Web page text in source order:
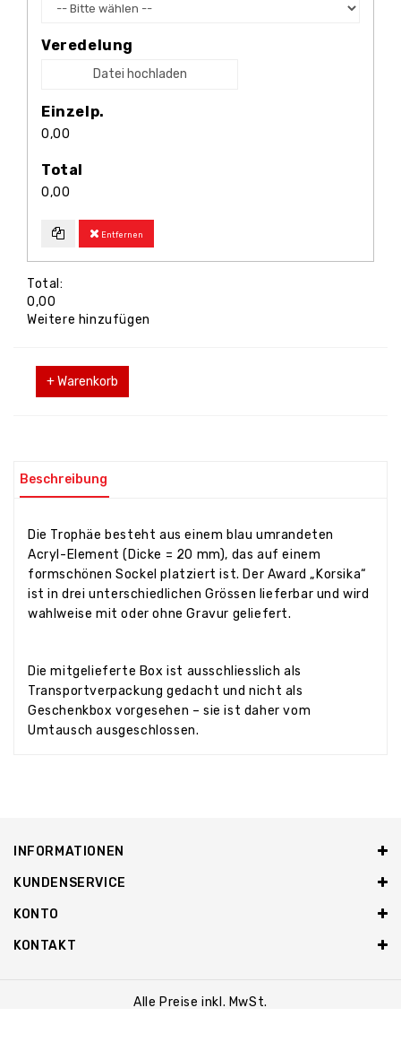
Veredelung
Datei hochladen
Einzelp.
0,00
Total
0,00
Entfernen
Total:
0,00
Weitere hinzufügen
+ Warenkorb
Beschreibung
Die Trophäe besteht aus einem blau umrandeten
Acryl-Element (Dicke = 20 mm), das auf einem
formschönen Sockel platziert ist. Der Award „Korsika“
ist in drei unterschiedlichen Grössen lieferbar und wird
wahlweise mit oder ohne Gravur geliefert.
Die mitgelieferte Box ist ausschliesslich als
Transportverpackung gedacht und nicht als
Geschenkbox vorgesehen – sie ist daher vom
Umtausch ausgeschlossen.
INFORMATIONEN
KUNDENSERVICE
KONTO
KONTAKT
Alle Preise inkl. MwSt.